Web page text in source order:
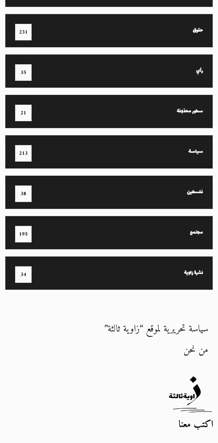
حقوق 231
رأي 35
سطور محذوفة 21
سياسة 213
فلسطين 38
مجتمع 195
نشرة زاوية 34
سياسة تحريرية لموقع “زاوية ثالثة”
من نحن
اكتب معنا